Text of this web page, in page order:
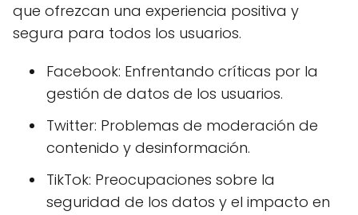
que ofrezcan una experiencia positiva y
segura para todos los usuarios.
Facebook: Enfrentando críticas por la
gestión de datos de los usuarios.
Twitter: Problemas de moderación de
contenido y desinformación.
TikTok: Preocupaciones sobre la
seguridad de los datos y el impacto en